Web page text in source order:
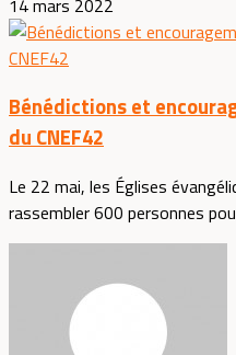
Bénédictions et
du CNEF42
Le 22 mai, les Églises
rassembler 600 personnes